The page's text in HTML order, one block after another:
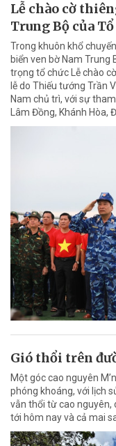
Lễ chào cờ
Trung Bộ của Tổ
Trong khuôn khổ
biển ven bờ Nam Trung
trọng tổ chức Lễ chào
lễ do Thiếu tướng Trần
Nam chủ trì, với sự
Lâm Đồng, Khánh Hòa,
Gió thổi trên
Một góc cao nguyên
phóng khoáng, với lịch
vẫn thổi từ cao nguyên,
tới hôm nay và cả mai